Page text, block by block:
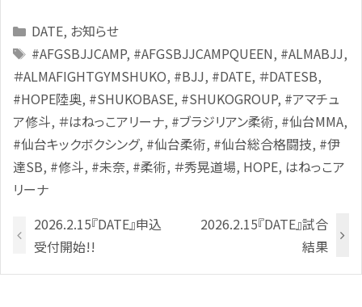
Categories
DATE, お知らせ
Tags
#AFGSBJJCAMP, #AFGSBJJCAMPQUEEN, #ALMABJJ,
＃ALMAFIGHTGYMSHUKO, #BJJ, #DATE, ＃DATESB,
#HOPE陸奥, #SHUKOBASE, #SHUKOGROUP, #アマチュ
ア修斗, ＃はねっこアリーナ, #ブラジリアン柔術, #仙台MMA,
#仙台キックボクシング, #仙台柔術, #仙台総合格闘技, #伊
達SB, #修斗, #未奈, #柔術, ＃秀晃道場, HOPE, はねっこア
リーナ
2026.2.15『DATE』申込
受付開始!!
2026.2.15『DATE』試合
結果